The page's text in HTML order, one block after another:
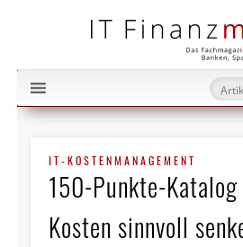
IT-KOSTENMANAGEMENT
150-Punkte-
Kosten sinnvoll